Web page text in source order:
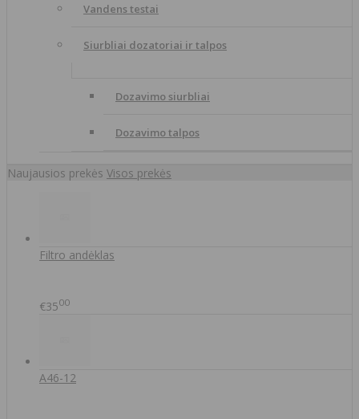
Vandens testai
Siurbliai dozatoriai ir talpos
Dozavimo siurbliai
Dozavimo talpos
Naujausios prekės Visos prekės
Filtro andėklas
€3500
A46-12